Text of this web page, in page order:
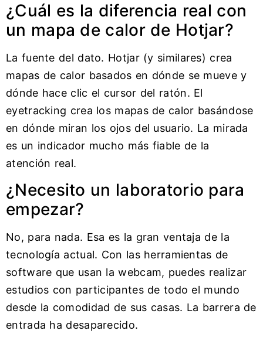
¿Cuál es la diferencia real con
un mapa de calor de Hotjar?
La fuente del dato. Hotjar (y similares) crea
mapas de calor basados en dónde se mueve y
dónde hace clic el cursor del ratón. El
eyetracking crea los mapas de calor basándose
en dónde miran los ojos del usuario. La mirada
es un indicador mucho más fiable de la
atención real.
¿Necesito un laboratorio para
empezar?
No, para nada. Esa es la gran ventaja de la
tecnología actual. Con las herramientas de
software que usan la webcam, puedes realizar
estudios con participantes de todo el mundo
desde la comodidad de sus casas. La barrera de
entrada ha desaparecido.